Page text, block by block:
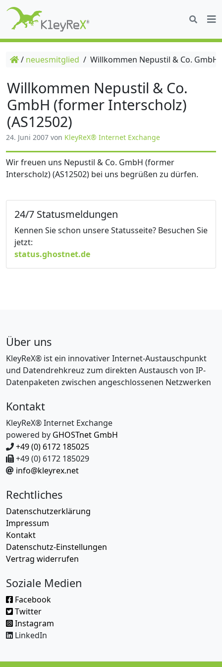
/ neuesmitglied / Willkommen Nepustil & Co.
Willkommen Nepustil & Co.
GmbH (former Interscholz)
(AS12502)
24. Juni 2007 von KleyReX® Internet Exchange
Wir freuen uns Nepustil & Co. GmbH (former
Interscholz) (AS12502) bei uns begrüßen zu dürfen.
24/7 Statusmeldungen
Kennen Sie schon unsere Statusseite? Besuchen Sie
jetzt:
status.ghostnet.de
Über uns
KleyReX® ist ein innovativer Internet-Austauschpunkt
und Datendrehkreuz zum direkten Austausch von IP-
Datenpaketen zwischen angeschlossenen Netzwerken
Kontakt
KleyReX® Internet Exchange
powered by GHOSTnet GmbH
+49 (0) 6172 185025
+49 (0) 6172 185029
info@kleyrex.net
Rechtliches
Datenschutzerklärung
Impressum
Kontakt
Datenschutz-Einstellungen
Vertrag widerrufen
Soziale Medien
Facebook
Twitter
Instagram
LinkedIn